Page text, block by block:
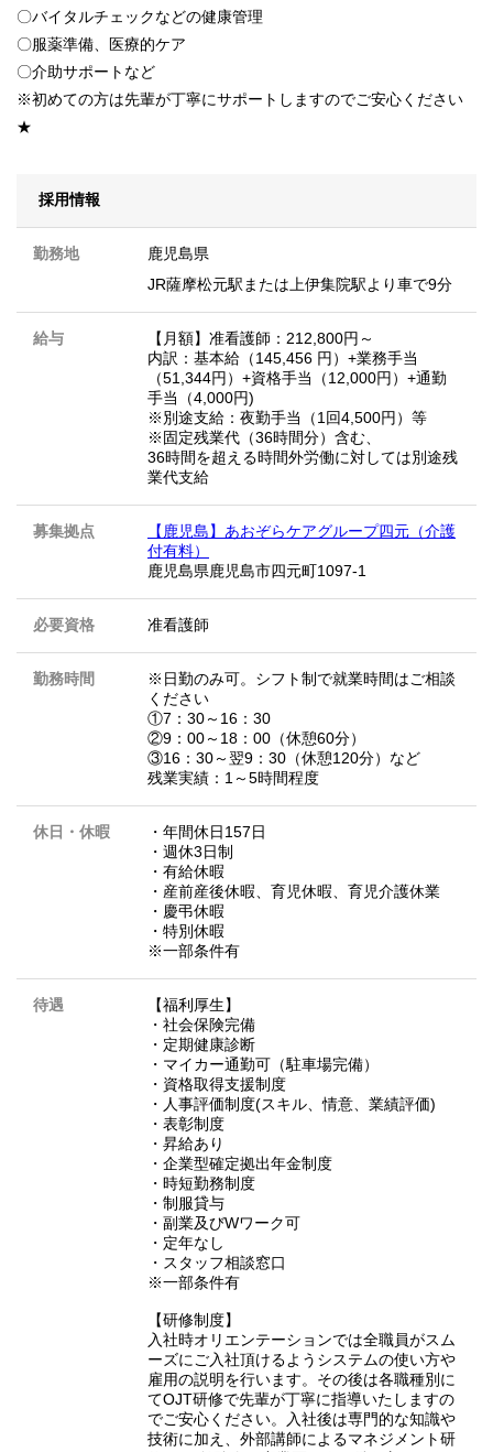
〇バイタルチェックなどの健康管理
〇服薬準備、医療的ケア
〇介助サポートなど
※初めての方は先輩が丁寧にサポートしますのでご安心ください
★
採用情報
勤務地
鹿児島県
JR薩摩松元駅または上伊集院駅より車で9分
給与
【月額】准看護師：212,800円～
内訳：基本給（145,456 円）+業務手当
（51,344円）+資格手当（12,000円）+通勤
手当（4,000円)
※別途支給：夜勤手当（1回4,500円）等
※固定残業代（36時間分）含む、
36時間を超える時間外労働に対しては別途残
業代支給
募集拠点
【鹿児島】あおぞらケアグループ四元（介護
付有料）
鹿児島県鹿児島市四元町1097-1
必要資格 准看護師
勤務時間
※日勤のみ可。シフト制で就業時間はご相談
ください
①7：30～16：30
②9：00～18：00（休憩60分）
③16：30～翌9：30（休憩120分）など
残業実績：1～5時間程度
休日・休暇
・年間休日157日
・週休3日制
・有給休暇
・産前産後休暇、育児休暇、育児介護休業
・慶弔休暇
・特別休暇
※一部条件有
待遇
【福利厚生】
・社会保険完備
・定期健康診断
・マイカー通勤可（駐車場完備）
・資格取得支援制度
・人事評価制度(スキル、情意、業績評価)
・表彰制度
・昇給あり
・企業型確定拠出年金制度
・時短勤務制度
・制服貸与
・副業及びWワーク可
・定年なし
・スタッフ相談窓口
※一部条件有
【研修制度】
入社時オリエンテーションでは全職員がスム
ーズにご入社頂けるようシステムの使い方や
雇用の説明を行います。その後は各職種別に
てOJT研修で先輩が丁寧に指導いたしますの
でご安心ください。入社後は専門的な知識や
技術に加え、外部講師によるマネジメント研